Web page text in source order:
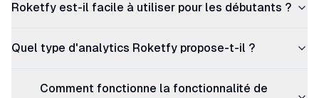
Roketfy est-il facile à utiliser pour les débutants ?
Quel type d'analytics Roketfy propose-t-il ?
Comment fonctionne la fonctionnalité de